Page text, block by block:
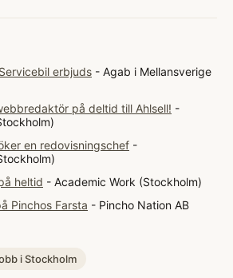
erbjuds - Agab i Mellansverige
på deltid till Ahlsell! -
en redovisningschef -
heltid - Academic Work (Stockholm)
Pinchos Farsta - Pincho Nation AB
i Stockholm